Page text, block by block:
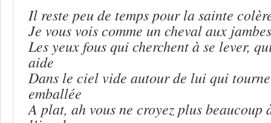
Il reste peu de temps pour la sainte
Je vous vois comme un cheval aux
Les yeux fous qui cherchent à se lever,
aide
Dans le ciel vide autour de lui qui
emballée
A plat, ah vous ne croyez plus beaucoup